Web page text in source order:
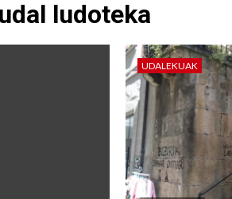
ludoteka
UDALEKUAK